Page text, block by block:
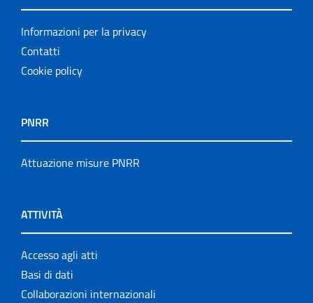
Informazioni per la privacy
Contatti
Cookie policy
PNRR
Attuazione misure PNRR
ATTIVITÀ
Accesso agli atti
Basi di dati
Collaborazioni internazionali